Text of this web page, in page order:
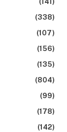
(141)
(338)
(107)
(156)
(135)
(804)
(99)
(178)
(142)